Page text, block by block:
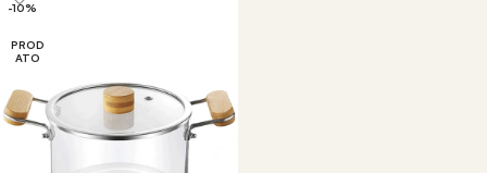
-10%
PROD
ATO